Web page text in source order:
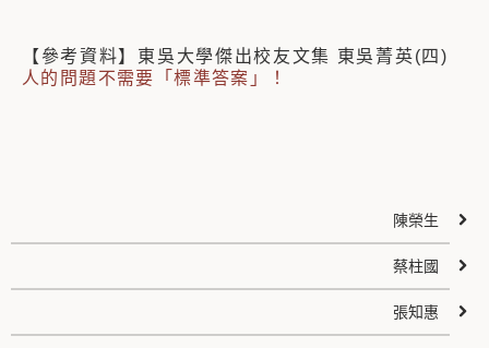
【參考資料】東吳大學傑出校友文集 東吳菁英(四)
人的問題不需要「標準答案」！
陳榮生
蔡柱國
張知惠